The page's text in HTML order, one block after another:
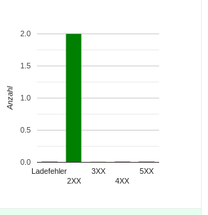
Ladefehler
2XX
3XX
4XX
5XX
0.0
0.5
1.0
1.5
2.0
Anzahl